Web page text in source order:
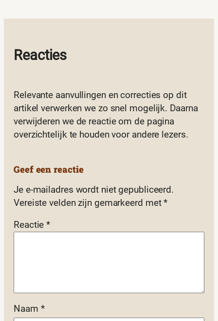
Reacties
Relevante aanvullingen en correcties op dit
artikel verwerken we zo snel mogelijk. Daarna
verwijderen we de reactie om de pagina
overzichtelijk te houden voor andere lezers.
Geef een reactie
Je e-mailadres wordt niet gepubliceerd.
Vereiste velden zijn gemarkeerd met*
Reactie*
Naam *